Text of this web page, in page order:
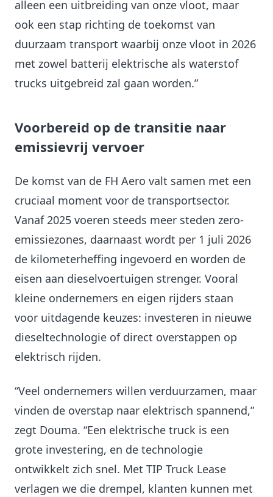
alleen een uitbreiding van onze vloot, maar
ook een stap richting de toekomst van
duurzaam transport waarbij onze vloot in 2026
met zowel batterij elektrische als waterstof
trucks uitgebreid zal gaan worden.”
Voorbereid op de transitie naar
emissievrij vervoer
De komst van de FH Aero valt samen met een
cruciaal moment voor de transportsector.
Vanaf 2025 voeren steeds meer steden zero-
emissiezones, daarnaast wordt per 1 juli 2026
de kilometerheffing ingevoerd en worden de
eisen aan dieselvoertuigen strenger. Vooral
kleine ondernemers en eigen rijders staan
voor uitdagende keuzes: investeren in nieuwe
dieseltechnologie of direct overstappen op
elektrisch rijden.
“Veel ondernemers willen verduurzamen, maar
vinden de overstap naar elektrisch spannend,”
zegt Douma. “Een elektrische truck is een
grote investering, en de technologie
ontwikkelt zich snel. Met TIP Truck Lease
verlagen we die drempel, klanten kunnen met